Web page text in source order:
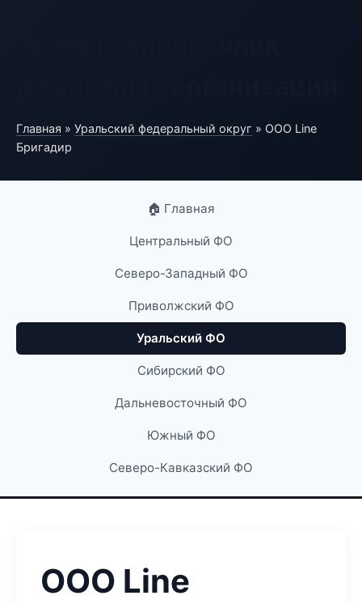
Главная » Уральский федеральный округ » ООО Line
Бригадир
🏠 Главная
Центральный ФО
Северо-Западный ФО
Приволжский ФО
Уральский ФО
Сибирский ФО
Дальневосточный ФО
Южный ФО
Северо-Кавказский ФО
ООО Line